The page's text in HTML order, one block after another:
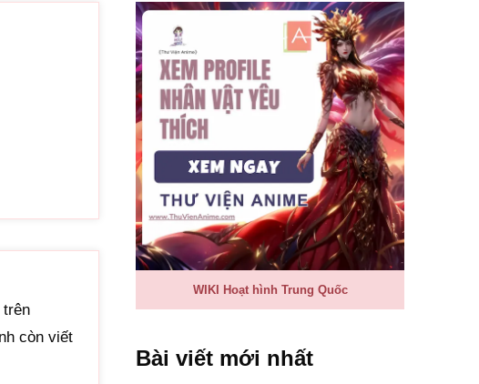
zuórì rén qù lóu kōng lèi wēi liàng
Người đi, nhà trống, nước mắt lạnh
dào bùjìn yuán běn wǔcháng
Nói mãi nhân duyên vô thường
qíng rú fēng guò shuǐ tǎng
Tình như gió thoảng mấy bay
红尘难逃几次人瘦花黄
hóngchén nán táo jǐ cì rén shòu huāhuáng
Hồng trần khó tránh vài lần ốm o gầy gò
bùxiè shuí shuōqíng guò yuán jìn yǒu duō huāngliáng
Khinh kẻ nào nói hết duyên cạn nợ trống trải lắm sao
忘乎所以间爱的痴狂
trên
còn viết
WIKI Hoạt hình Trung Quốc
Bài viết mới nhất